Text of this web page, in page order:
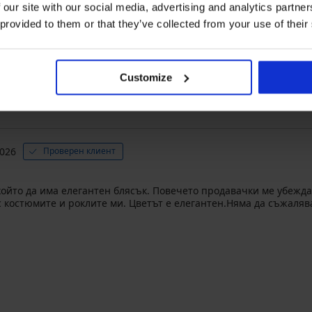
site with our social media, advertising and analytics
to them or that they’ve collected from your use of
Customize
2
0x
1
0x
Закупен
Проверен клиент
да има елегантен блясък. Повечето продавачки ме
и роклите ми. Цветът е елегантен.Няма да